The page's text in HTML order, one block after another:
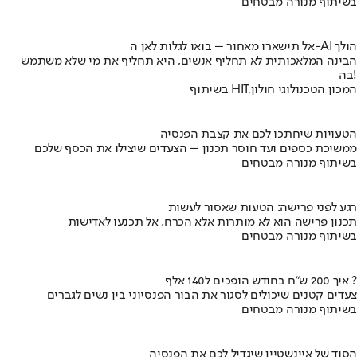
אל תישארו מאחור – בואו לגלות לאן ה-AI הולך
הבינה המלאכותית לא תחליף אנשים, היא תחליף את מי שלא משתמש
בה!
בשיתוף HIT,המכון הטכנולוגי חולון
הטעויות שיחתכו לכם את קצבת הפנסיה
ממשיכת כספים ועד חוסר תכנון – הצעדים שיצילו את הכסף שלכם
בשיתוף מנורה מבטחים
רגע לפני פרישה: הטעות שאסור לעשות
תכנון פרישה הוא לא מותרות אלא הכרח. אל תכנעו לאדישות
בשיתוף מנורה מבטחים
איך 200 ש"ח בחודש הופכים ל140 אלף ?
צעדים קטנים שיכולים לסגור את הבור הפנסיוני בין נשים לגברים
בשיתוף מנורה מבטחים